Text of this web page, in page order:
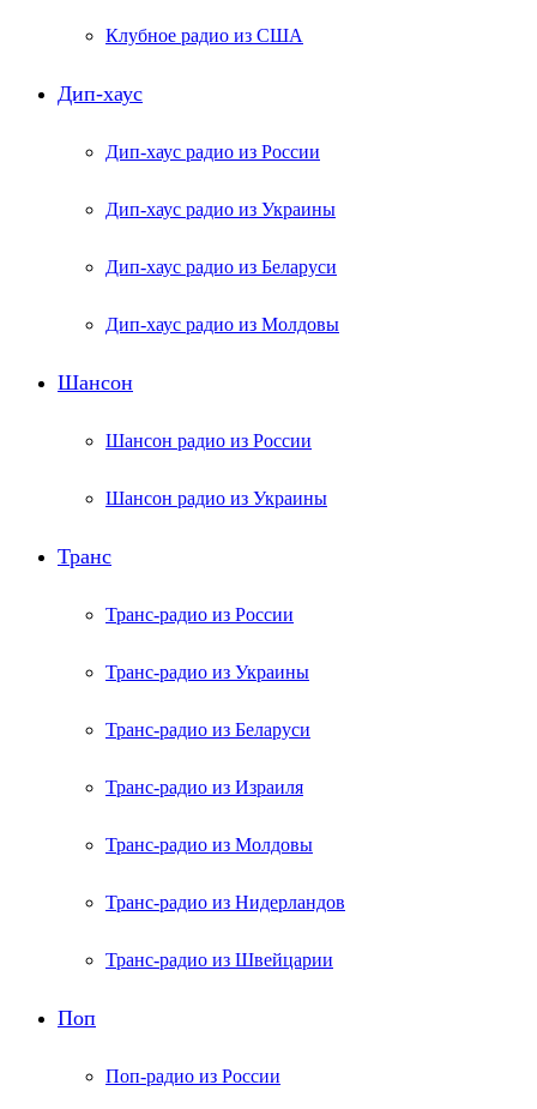
Клубное радио из США
Дип-хаус
Дип-хаус радио из России
Дип-хаус радио из Украины
Дип-хаус радио из Беларуси
Дип-хаус радио из Молдовы
Шансон
Шансон радио из России
Шансон радио из Украины
Транс
Транс-радио из России
Транс-радио из Украины
Транс-радио из Беларуси
Транс-радио из Израиля
Транс-радио из Молдовы
Транс-радио из Нидерландов
Транс-радио из Швейцарии
Поп
Поп-радио из России